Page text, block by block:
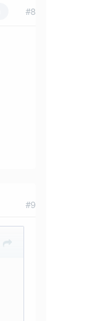
#8
#9